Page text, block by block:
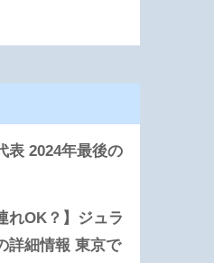
表 2024年最後の
れOK？】ジュラ
詳細情報 東京で